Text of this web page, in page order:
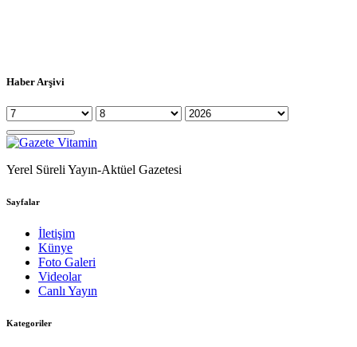
Haber Arşivi
Yerel Süreli Yayın-Aktüel Gazetesi
Sayfalar
İletişim
Künye
Foto Galeri
Videolar
Canlı Yayın
Kategoriler